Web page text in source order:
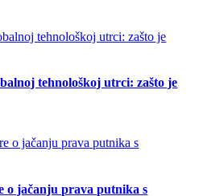
tehnološkoj utrci: zašto je
o jačanju prava putnika s